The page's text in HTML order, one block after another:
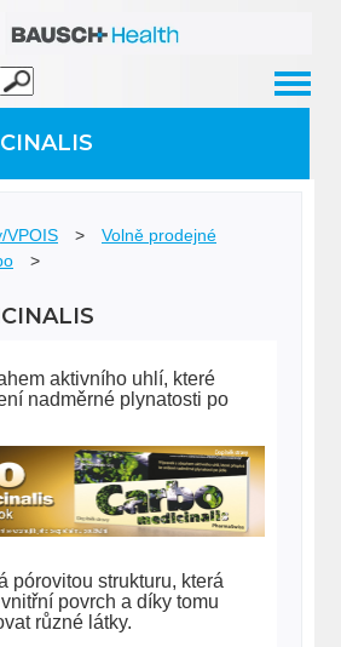
VPOIS >
Volně prodejné
>
aktivního uhlí, které
nadměrné plynatosti po
pórovitou strukturu, která
povrch a díky tomu
různé látky.